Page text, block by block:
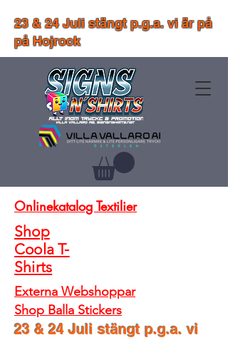
Shop
Coola T-
Shirts
Onlinekatalog Textilier
Externa Webshoppar
Shop Balla Stickers
23 & 24 Juli stängt p.g.a. vi
23 & 24 Juli stängt p.g.a. vi är på
på Hojrock